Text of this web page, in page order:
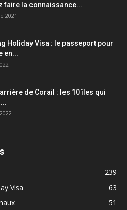
faire la connaissance...
2021
Holiday Visa : le passeport pour
en...
de Corail : les 10 îles qui
239
Visa
63
51